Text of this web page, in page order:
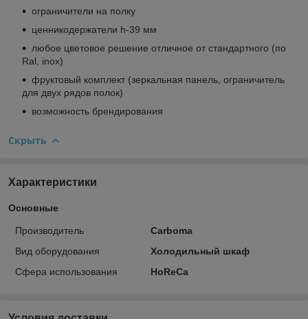
ограничители на полку
ценникодержатели h-39 мм
любое цветовое решение отличное от стандартного (по
Ral, inox)
фруктовый комплект (зеркальная панель, ограничитель
для двух рядов полок)
возможность брендирования
Скрыть
Характеристики
Основные
Производитель
Carboma
Вид оборудования
Холодильный шкаф
Сфера использования
HoReCa